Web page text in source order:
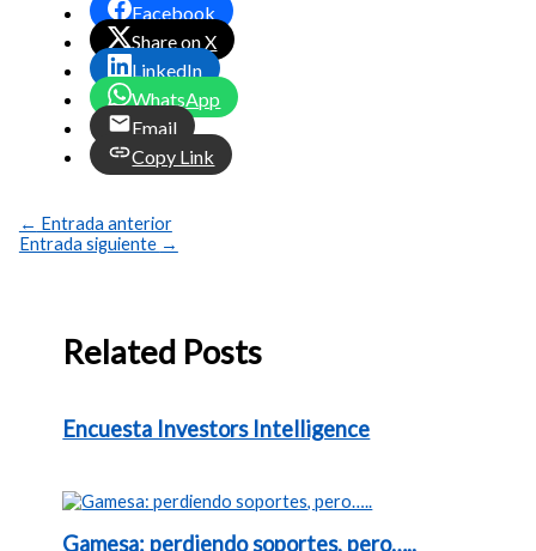
Facebook
Share on X
LinkedIn
WhatsApp
Email
Copy Link
← Entrada anterior
Entrada siguiente →
Related Posts
Encuesta Investors Intelligence
Gamesa: perdiendo soportes, pero…..